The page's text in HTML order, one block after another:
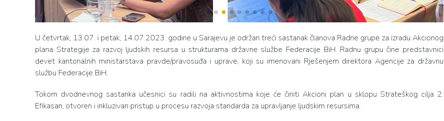
U četvrtak, 13.07. i petak, 14.07.2023. godine u Sarajevu je održan treći sastanak članova Radne grupe za izradu Akcionog
plana Strategije za razvoj ljudskih resursa u strukturama državne službe Federacije BiH. Radnu grupu čine predstavnici
devet kantonalnih ministarstava pravde/pravosuđa i uprave, koji su imenovani Rješenjem direktora Agencije za državnu
službu Federacije BiH.
Tokom dvodnevnog sastanka učesnici su radili na aktivnostima koje će činiti Akcioni plan u sklopu Strateškog cilja 2:
Efikasan, otvoren i inkluzivan pristup u procesu razvoja standarda za upravljanje ljudskim resursima.